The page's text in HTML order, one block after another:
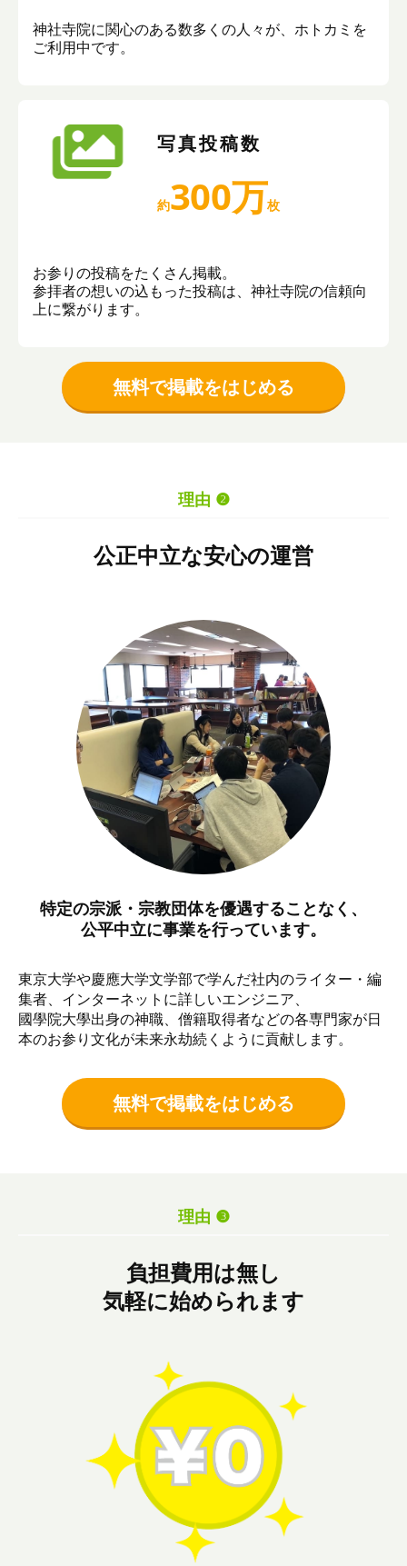
神社寺院に関心のある数多くの人々が、ホトカミを
ご利用中です。
写真投稿数
約300万枚
お参りの投稿をたくさん掲載。
参拝者の想いの込もった投稿は、神社寺院の信頼向
上に繋がります。
無料で掲載をはじめる
理由 ❷
公正中立な安心の運営
特定の宗派・宗教団体を優遇することなく、
公平中立に事業を行っています。
東京大学や慶應大学文学部で学んだ社内のライター・編
集者、インターネットに詳しいエンジニア、
國學院大學出身の神職、僧籍取得者などの各専門家が日
本のお参り文化が未来永劫続くように貢献します。
無料で掲載をはじめる
理由 ❸
負担費用は無し
気軽に始められます